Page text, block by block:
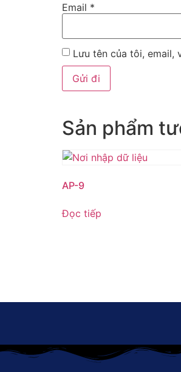
Email *
Lưu tên của tôi, email,
Sản phẩm
AP-9
Đọc tiếp